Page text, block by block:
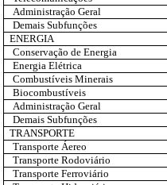
Administração Geral
Demais Subfunções
ENERGIA
Conservação de Energia
Energia Elétrica
Combustíveis Minerais
Biocombustíveis
Administração Geral
Demais Subfunções
TRANSPORTE
Transporte Áereo
Transporte Rodoviário
Transporte Ferroviário